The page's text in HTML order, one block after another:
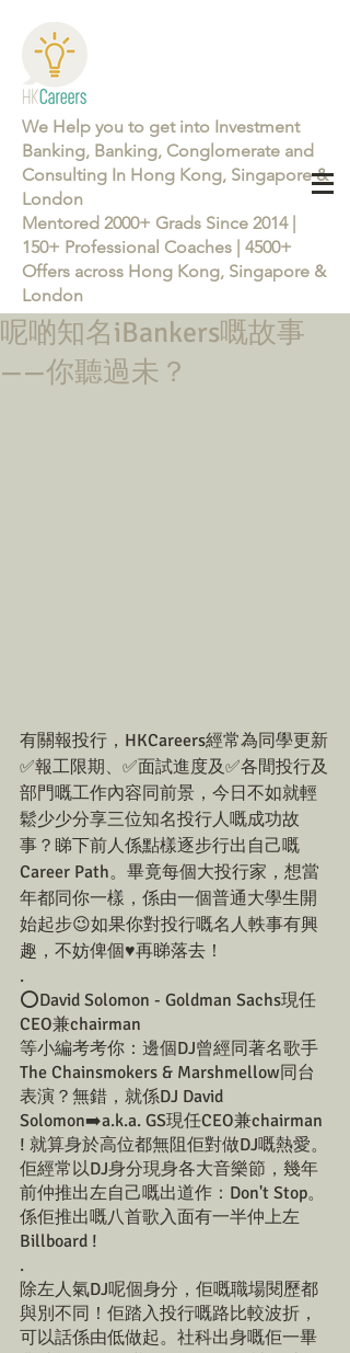
We Help you to get into Investment
Banking, Banking, Conglomerate and
Consulting In Hong Kong, Singapore &
London
Mentored 2000+ Grads Since 2014 |
150+ Professional Coaches | 4500+
Offers across Hong Kong, Singapore &
London
呢啲知名iBankers嘅故事
——你聽過未？
有關報投行，HKCareers經常為同學更新
✅報工限期、✅面試進度及✅各間投行及
部門嘅工作內容同前景，今日不如就輕
鬆少少分享三位知名投行人嘅成功故
事？睇下前人係點樣逐步行出自己嘅
Career Path。畢竟每個大投行家，想當
年都同你一樣，係由一個普通大學生開
始起步😉如果你對投行嘅名人軼事有興
趣，不妨俾個♥️再睇落去！
.
⭕️David Solomon - Goldman Sachs現任
CEO兼chairman
等小編考考你：邊個DJ曾經同著名歌手
The Chainsmokers & Marshmellow同台
表演？無錯，就係DJ David
Solomon➡️a.k.a. GS現任CEO兼chairman
! 就算身於高位都無阻佢對做DJ嘅熱愛。
佢經常以DJ身分現身各大音樂節，幾年
前仲推出左自己嘅出道作：Don't Stop。
係佢推出嘅八首歌入面有一半仲上左
Billboard !
.
除左人氣DJ呢個身分，佢嘅職場閱歷都
與別不同！佢踏入投行嘅路比較波折，
可以話係由低做起。社科出身嘅佢一畢